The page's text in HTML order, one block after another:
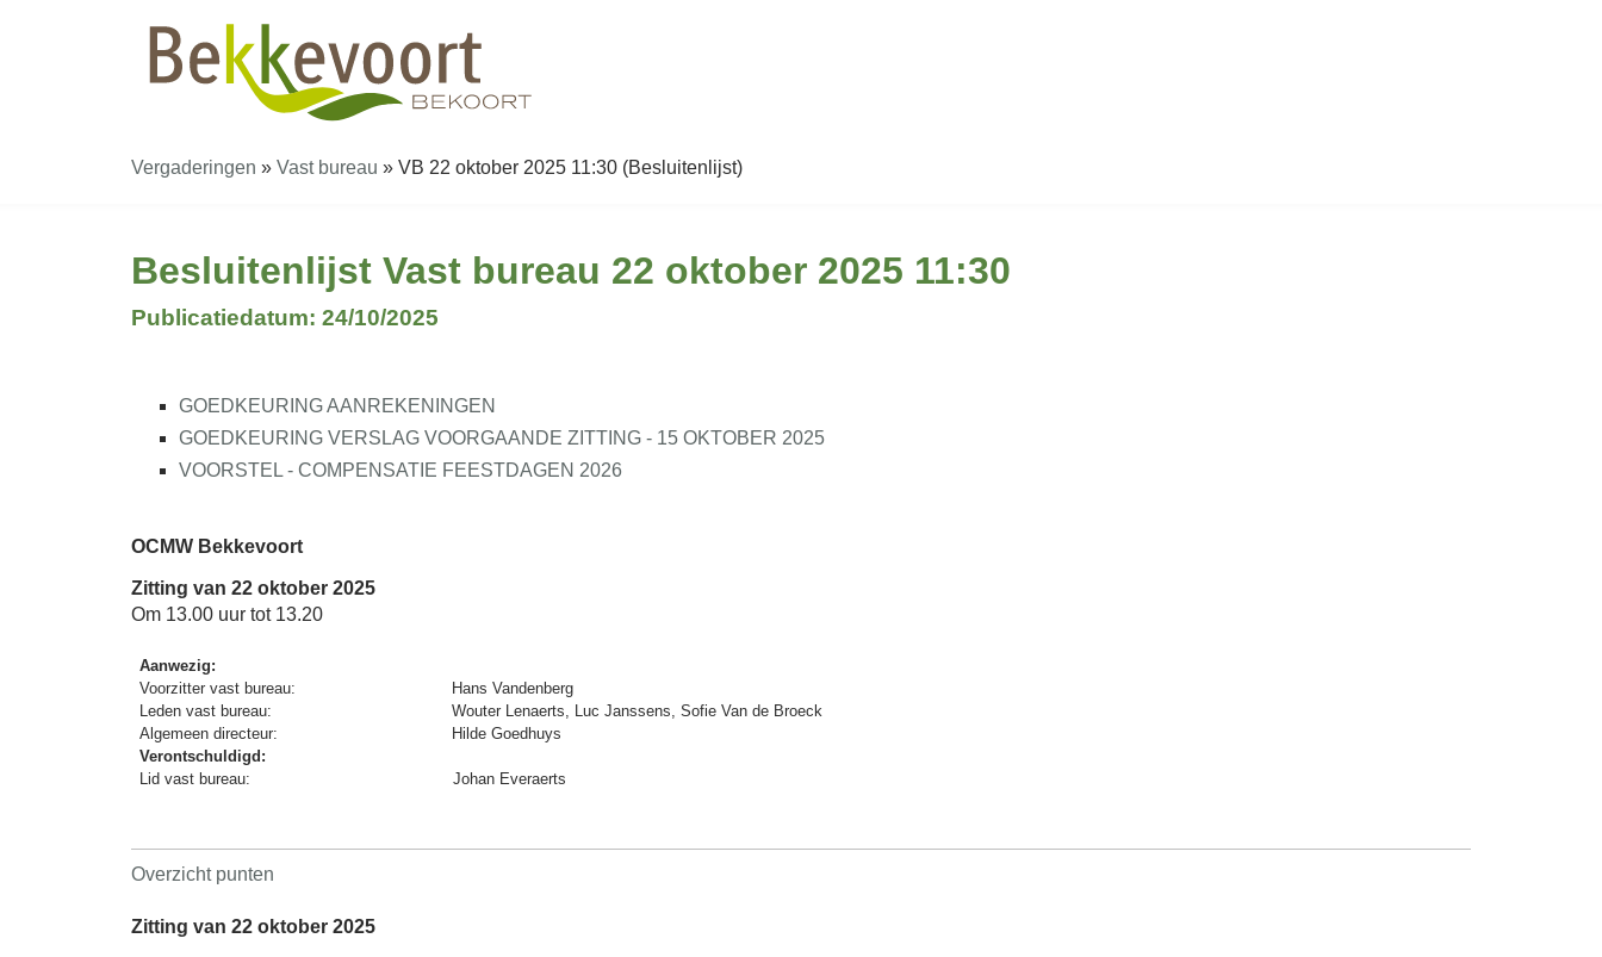
Vergaderingen » Vast bureau » VB 22 oktober 2025 11:30 (Besluitenlijst)
Besluitenlijst Vast bureau 22 oktober 2025 11:30
Publicatiedatum: 24/10/2025
GOEDKEURING AANREKENINGEN
GOEDKEURING VERSLAG VOORGAANDE ZITTING - 15 OKTOBER 2025
VOORSTEL - COMPENSATIE FEESTDAGEN 2026
OCMW Bekkevoort
Zitting van 22 oktober 2025
Om 13.00 uur tot 13.20
Aanwezig:
Voorzitter vast bureau:
Hans Vandenberg
Leden vast bureau:
Wouter Lenaerts, Luc Janssens, Sofie Van de Broeck
Algemeen directeur:
Hilde Goedhuys
Verontschuldigd:
Lid vast bureau:
Johan Everaerts
Overzicht punten
Zitting van 22 oktober 2025